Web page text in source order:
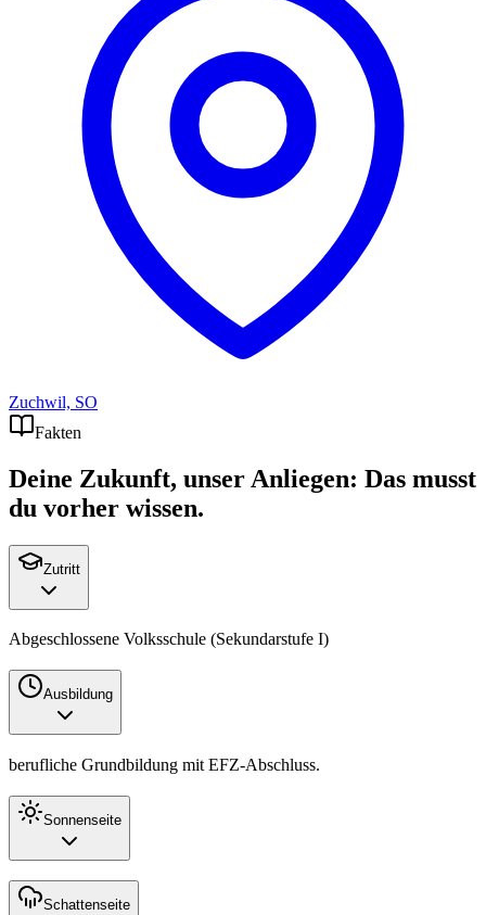
Zuchwil, SO
Fakten
Deine Zukunft, unser Anliegen: Das musst
du vorher wissen.
Zutritt
Abgeschlossene Volksschule (Sekundarstufe I)
Ausbildung
berufliche Grundbildung mit EFZ-Abschluss.
Sonnenseite
Schattenseite